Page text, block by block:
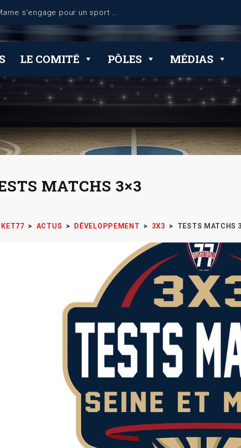
dérogations
LE COMITÉ PÔLES MÉDIAS
MATCHS 3×3
> ACTUS > DÉVELOPPEMENT > 3X3 > TESTS MATCHS